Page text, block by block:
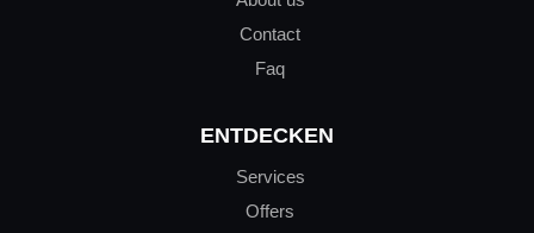
Contact
Faq
ENTDECKEN
Services
Offers